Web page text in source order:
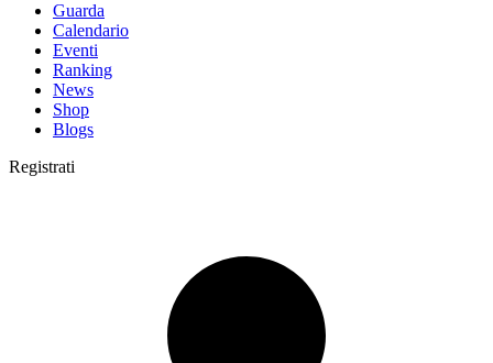
Guarda
Calendario
Eventi
Ranking
News
Shop
Blogs
Registrati